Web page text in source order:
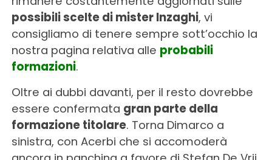
possibili scelte di mister Inzaghi, vi
consigliamo di tenere sempre sott’occhio la
nostra pagina relativa alle probabili
formazioni.
Oltre ai dubbi davanti, per il resto dovrebbe
essere confermata gran parte della
formazione titolare. Torna Dimarco a
sinistra, con Acerbi che si accomoderà